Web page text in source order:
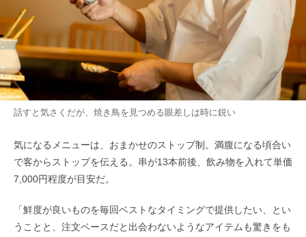
話すと気さくだが、焼き鳥を見つめる眼差しは時に鋭い
気になるメニューは、おまかせのストップ制。満腹になる頃合い
で客からストップを伝える。串が13本前後、飲み物を入れて単価
7,000円程度が目安だ。
「鮮度が良いものを毎回ベストなタイミングで提供したい、とい
うことと、注文ベースだと出会わないようなアイテムも驚きをも